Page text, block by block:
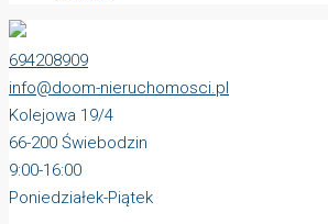
694208909
info@doom-nieruchomosci.pl
Kolejowa 19/4
66-200 Świebodzin
9:00-16:00
Poniedziałek-Piątek